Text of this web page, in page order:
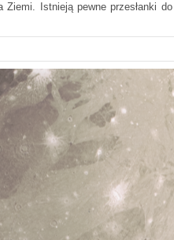
Istnieją pewne przesłanki